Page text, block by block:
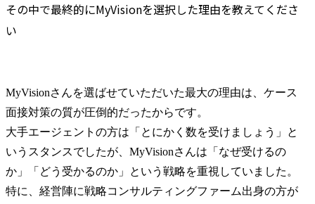
その中で最終的にMyVisionを選択した理由を教えてくださ
い
MyVisionさんを選ばせていただいた最大の理由は、ケース
面接対策の質が圧倒的だったからです。
大手エージェントの方は「とにかく数を受けましょう」と
いうスタンスでしたが、MyVisionさんは「なぜ受けるの
か」「どう受かるのか」という戦略を重視していました。
特に、経営陣に戦略コンサルティングファーム出身の方が